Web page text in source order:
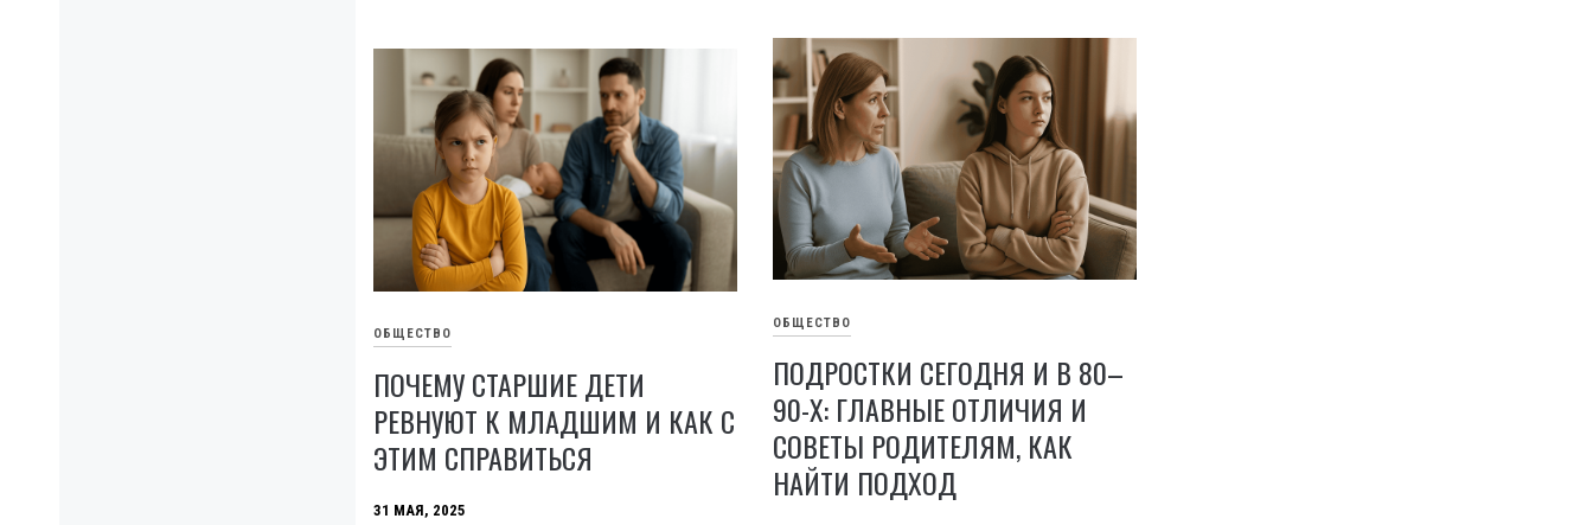
ОБЩЕСТВО
ПОДРОСТКИ СЕГОДНЯ И В 80–
90-Х: ГЛАВНЫЕ ОТЛИЧИЯ И
СОВЕТЫ РОДИТЕЛЯМ, КАК
НАЙТИ ПОДХОД
ОБЩЕСТВО
ПОЧЕМУ СТАРШИЕ ДЕТИ
РЕВНУЮТ К МЛАДШИМ И КАК С
ЭТИМ СПРАВИТЬСЯ
31 МАЯ, 2025